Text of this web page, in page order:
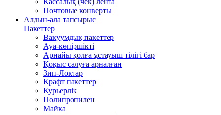
Почтовые конверты
Алдын-ала тапсырыс
Пакеттер
Вакуумдық пакеттер
Ауа-көпіршікті
Арнайы қолға ұстауыш тілігі бар
Қоқыс салуға арналған
Зип-Локтар
Крафт пакеттер
Курьерлік
Полипропилен
Майка